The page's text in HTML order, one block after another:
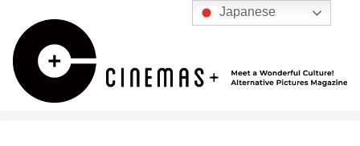
Japanese